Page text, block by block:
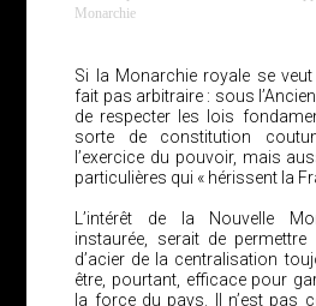
Monarchie
Si la Monarchie royale se
fait pas arbitraire : sous
de respecter les lois
sorte de constitution
l’exercice du pouvoir, mais
particulières qui « hérissent la
L’intérêt de la Nouvelle
instaurée, serait de permettre
d’acier de la centralisation
être, pourtant, efficace pour
la force du pays. Il n’est pas